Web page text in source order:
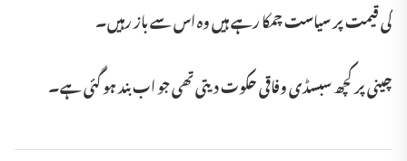
کی قیمت پر سیاست چمکا رہے ہیں وہ اس سے باز رہیں۔
چینی پر کچھ سبسڈی وفاقی حکوت دیتی تھی جو اب بند ہو گئی ہے۔